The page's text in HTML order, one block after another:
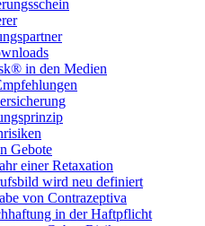
in den Medien
Gebote
einer Retaxation
wird neu definiert
von Contrazeptiva
in der Haftpflicht